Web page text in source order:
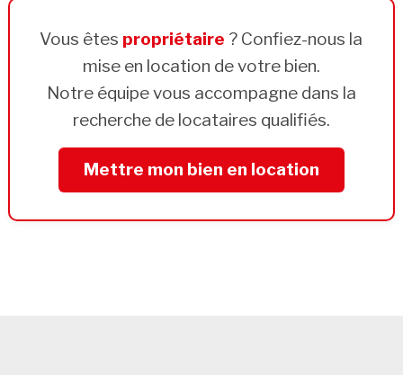
Vous êtes propriétaire ? Confiez-nous la
mise en location de votre bien.
Notre équipe vous accompagne dans la
recherche de locataires qualifiés.
Mettre mon bien en location